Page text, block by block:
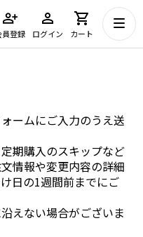
員登録 ログイン カート
ームにご入力のうえ送
期購入のスキップなど
情報や変更内容の詳細
日の1週間前までにご
えない場合がございま